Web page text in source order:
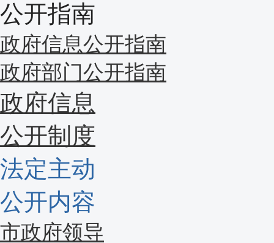
公开指南
政府信息公开指南
政府部门公开指南
政府信息
公开制度
法定主动
公开内容
市政府领导